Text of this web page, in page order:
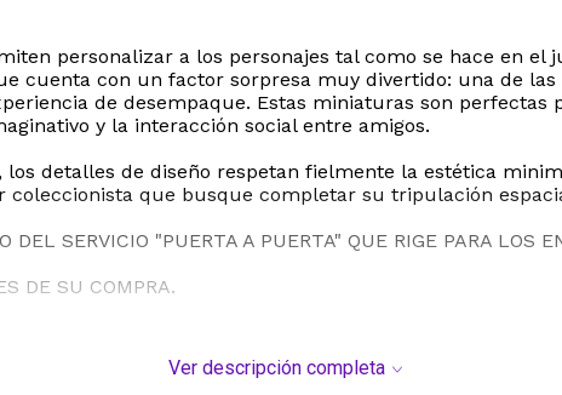
personalizar a los personajes tal como se hace en
cuenta con un factor sorpresa muy divertido: una de
de desempaque. Estas miniaturas son
y la interacción social entre amigos.
detalles de diseño respetan fielmente la estética
que busque completar su tripulación
DEL SERVICIO "PUERTA A PUERTA" QUE RIGE PARA LOS
DE SU COMPRA.
Ver descripción completa